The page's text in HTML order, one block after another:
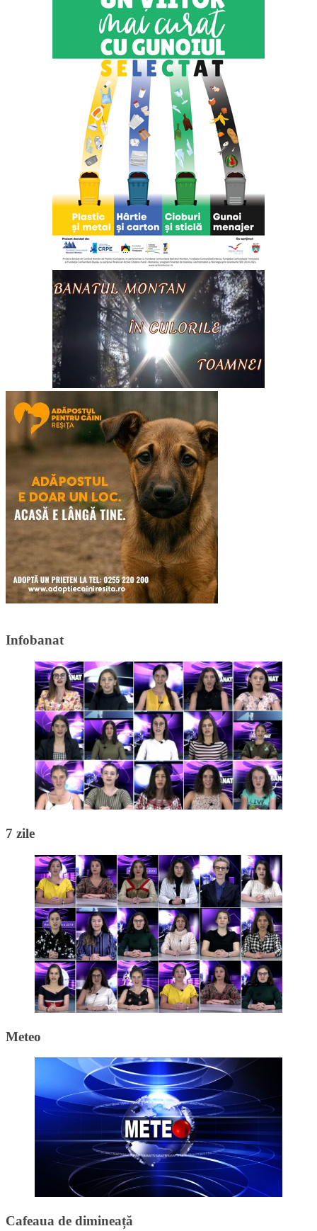
Infobanat
7 zile
Meteo
Cafeaua de dimineață